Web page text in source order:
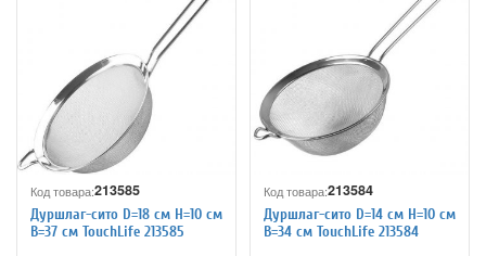
Код товара:213585
Дуршлаг-сито D=18 см H=10 см
B=37 см TouchLife 213585
Код товара:213584
Дуршлаг-сито D=14 см H=10 см
B=34 см TouchLife 213584